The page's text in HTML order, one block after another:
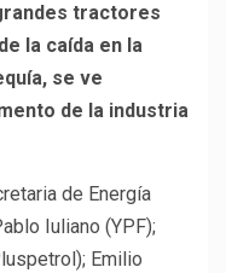
tractores
la caída en la
se ve
de la industria
de Energía
Iuliano (YPF);
Emilio